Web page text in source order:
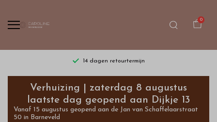
0
14 dagen retourtermijn
Elsy
Rok
Verhuizing | zaterdag 8 augustus
laatste dag geopend aan Dijkje 13
Vanaf 15 augustus geopend aan de Jan van Schaffelaarstraat
50 in Barneveld